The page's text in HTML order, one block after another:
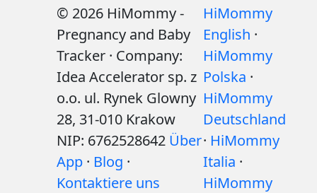
© 2026 HiMommy -
Pregnancy and Baby
Tracker · Company:
Idea Accelerator sp. z
o.o. ul. Rynek Glowny
28, 31-010 Krakow
NIP: 6762528642 Über
App · Blog ·
Kontaktiere uns
HiMommy
English ·
HiMommy
Polska ·
HiMommy
Deutschland
· HiMommy
Italia ·
HiMommy